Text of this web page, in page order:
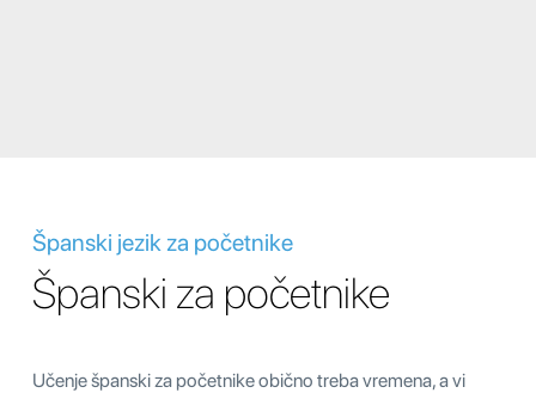
Španski jezik za početnike
Španski za početnike
Učenje španski za početnike obično treba vremena, a vi